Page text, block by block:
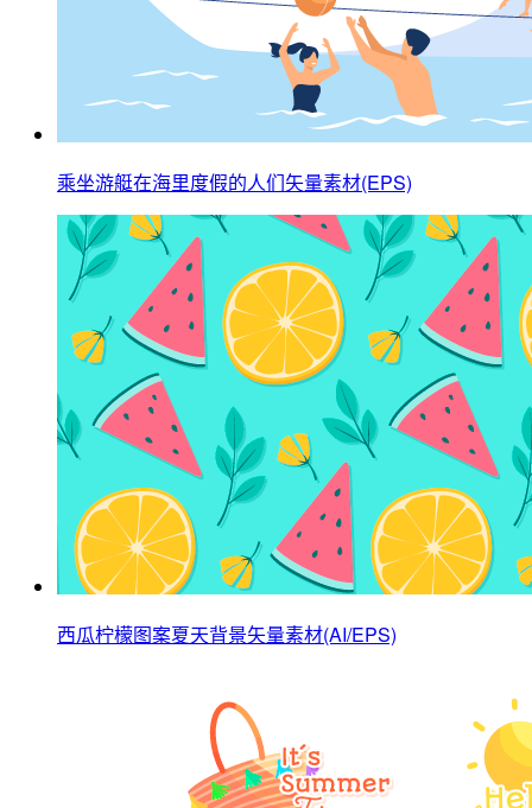
乘坐游艇在海里度假的人们矢量素材(EPS)
西瓜柠檬图案夏天背景矢量素材(AI/EPS)